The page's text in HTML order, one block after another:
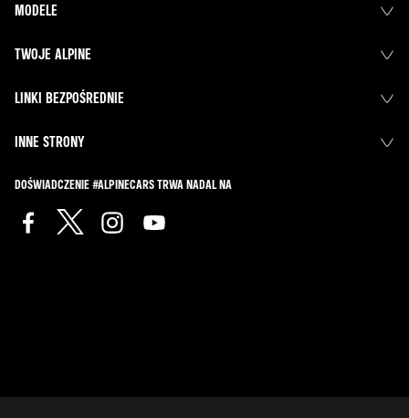
MODELE
TWOJE ALPINE
LINKI BEZPOŚREDNIE
INNE STRONY
DOŚWIADCZENIE #ALPINECARS TRWA NADAL NA